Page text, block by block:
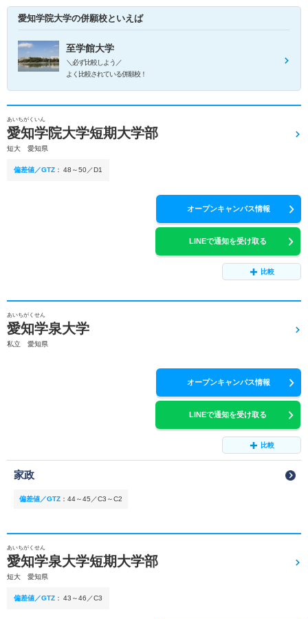
愛知学院大学の併願校といえば
至学館大学
＼必ず比較しよう／
よく比較されている併願校！
あいちがくいん
愛知学院大学短期大学部
短大 愛知県
偏差値／GTZ ： 48～50／D1
オープンキャンパス情報
LINEで通知を受け取る
比較
あいちがくせん
愛知学泉大学
私立 愛知県
オープンキャンパス情報
LINEで通知を受け取る
比較
家政
偏差値／GTZ ： 44～45／C3～C2
あいちがくせん
愛知学泉大学短期大学部
短大 愛知県
偏差値／GTZ ： 43～46／C3